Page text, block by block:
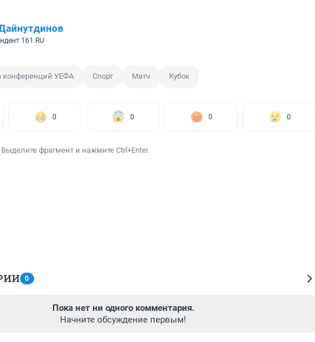
161.RU
конференций УЕФА Спорт Матч Кубок
0 0 0 0
фрагмент и нажмите Ctrl+Enter
0
Пока нет ни одного комментария.
Начните обсуждение первым!